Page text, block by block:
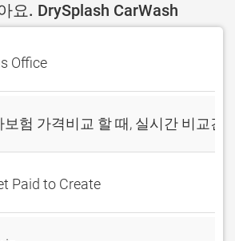
요. DrySplash CarWash
Office
보험 가격비교 할 때, 실시간 비교견
Paid to Create